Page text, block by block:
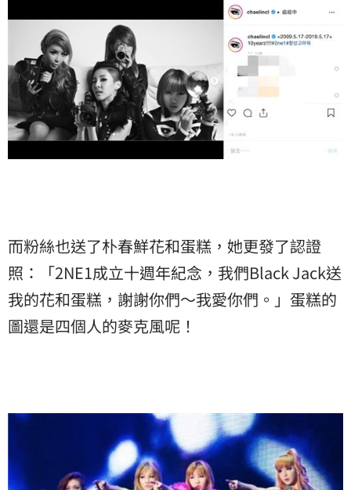
而粉絲也送了朴春鮮花和蛋糕，她更發了認證
照：「2NE1成立十週年紀念，我們Black Jack送
我的花和蛋糕，謝謝你們～我愛你們。」蛋糕的
圖還是四個人的麥克風呢！